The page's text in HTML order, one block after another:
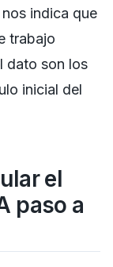
indica que
trabajo
dato son los
inicial del
el
paso a